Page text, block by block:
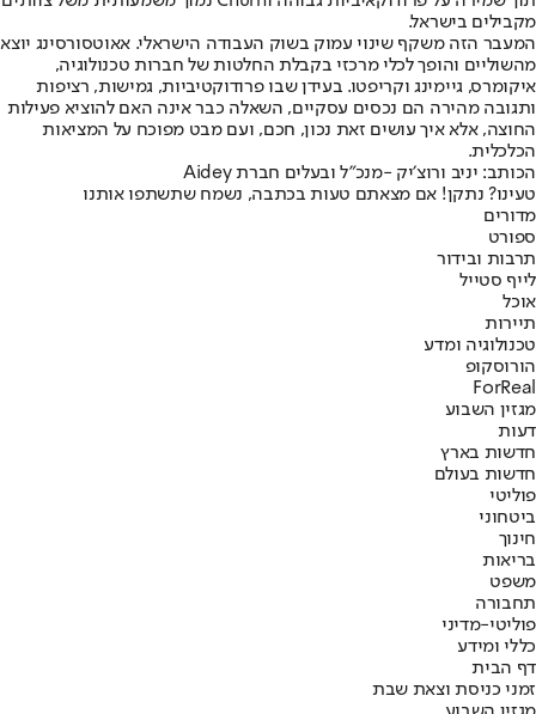
מקבילים בישראל.
המעבר הזה משקף שינוי עמוק בשוק העבודה הישראלי. אאוטסורסינג יוצא
מהשוליים והופך לכלי מרכזי בקבלת החלטות של חברות טכנולוגיה,
איקומרס, גיימינג וקריפטו. בעידן שבו פרודוקטיביות, גמישות, רציפות
ותגובה מהירה הם נכסים עסקיים, השאלה כבר אינה האם להוציא פעילות
החוצה, אלא איך עושים זאת נכון, חכם, ועם מבט מפוכח על המציאות
הכלכלית.
הכותב: יניב ורוצ׳יק -מנכ״ל ובעלים חברת Aidey
טעינו? נתקן! אם מצאתם טעות בכתבה, נשמח שתשתפו אותנו
מדורים
ספורט
תרבות ובידור
לייף סטייל
אוכל
תיירות
טכנולוגיה ומדע
הורוסקופ
ForReal
מגזין השבוע
דעות
חדשות בארץ
חדשות בעולם
פוליטי
ביטחוני
חינוך
בריאות
משפט
תחבורה
פוליטי-מדיני
כללי ומידע
דף הבית
זמני כניסת וצאת שבת